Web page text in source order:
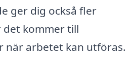
ger dig också fler
kommer till
när arbetet kan utföras.